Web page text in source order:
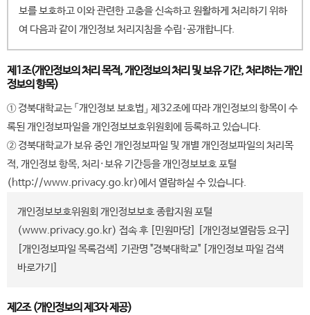
보를 보호하고 이와 관련한 고충을 신속하고 원활하게 처리하기 위하
여 다음과 같이 개인정보 처리지침을 수립·공개합니다.
제1조(개인정보의 처리 목적, 개인정보의 처리 및 보유 기간, 처리하는 개인
정보의 항목)
① 경북대학교는 「개인정보 보호법」 제32조에 따라 개인정보의 항목이 수
록된 개인정보파일을 개인정보보호위원회에 등록하고 있습니다.
② 경북대학교가 보유 중인 개인정보파일 및 개별 개인정보파일의 처리목
적, 개인정보 항목, 처리·보유 기간등을 개인정보보호 포털
(http://www.privacy.go.kr)에서 열람하실 수 있습니다.
개인정보보호위원회 개인정보보호 종합지원 포털
(www.privacy.go.kr) 접속 후 [민원마당] [개인정보열람등 요구]
[개인정보파일 목록검색] 기관명 "경북대학교" [ 개인정보 파일 검색
바로가기
제2조 (개인정보의 제3자 제공)